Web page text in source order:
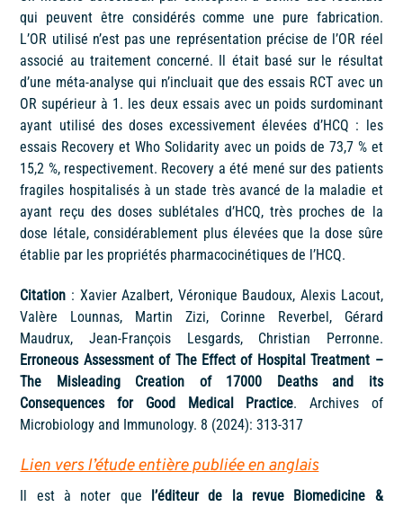
qui peuvent être considérés comme une pure fabrication.
L’OR utilisé n’est pas une représentation précise de l’OR réel
associé au traitement concerné. Il était basé sur le résultat
d’une méta-analyse qui n’incluait que des essais RCT avec un
OR supérieur à 1. les deux essais avec un poids surdominant
ayant utilisé des doses excessivement élevées d’HCQ : les
essais Recovery et Who Solidarity avec un poids de 73,7 % et
15,2 %, respectivement. Recovery a été mené sur des patients
fragiles hospitalisés à un stade très avancé de la maladie et
ayant reçu des doses sublétales d’HCQ, très proches de la
dose létale, considérablement plus élevées que la dose sûre
établie par les propriétés pharmacocinétiques de l’HCQ.
Citation : Xavier Azalbert, Véronique Baudoux, Alexis Lacout,
Valère Lounnas, Martin Zizi, Corinne Reverbel, Gérard
Maudrux, Jean-François Lesgards, Christian Perronne.
Erroneous Assessment of The Effect of Hospital Treatment –
The Misleading Creation of 17000 Deaths and its
Consequences for Good Medical Practice. Archives of
Microbiology and Immunology. 8 (2024): 313-317
Lien vers l’étude entière publiée en anglais
Il est à noter que l’éditeur de la revue Biomedicine &